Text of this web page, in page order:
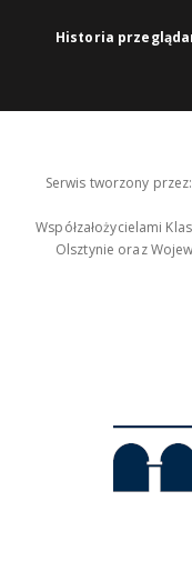
Historia
Serwis tworzony
Współzałożycielami
Olsztynie oraz